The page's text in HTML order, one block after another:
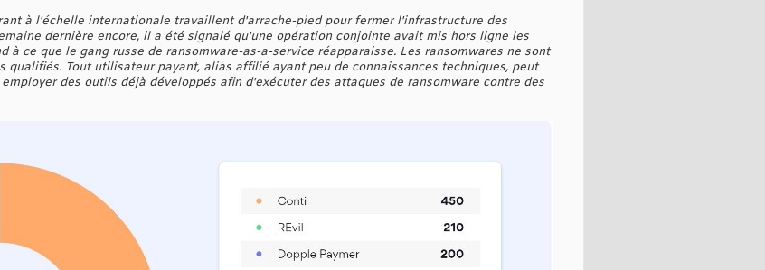
à l'échelle internationale travaillent d'arrache-pied pour fermer l'infrastructure des
dernière encore, il a été signalé qu'une opération conjointe avait mis hors ligne les
à ce que le gang russe de ransomware-as-a-service réapparaisse. Les ransomwares ne sont
qualifiés. Tout utilisateur payant, alias affilié ayant peu de connaissances techniques, peut
des outils déjà développés afin d'exécuter des attaques de ransomware contre des